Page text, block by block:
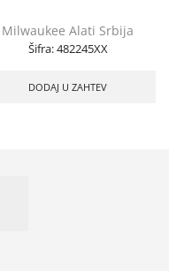
Milwaukee Alati Srbija
Šifra:482245XX
DODAJ U ZAHTEV